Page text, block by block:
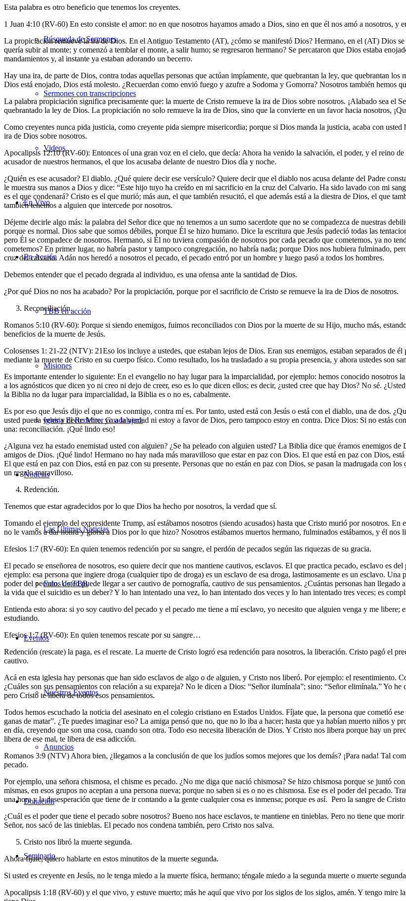
Búsqueda de Sermones
Sermones con transcripciones
Videos
En Vivo
En Acción
TBB en acción
Misiones
Iglesia El Redentor Guadalajara
Noticias
Las Últimas Noticias
Fotos de TBB
Eventos
Nuestros Eventos
Anuncios
Donación
Seminario
Esta palabra es otro beneficio que tenemos los creyentes.
1 Juan 4:10 (RV-60) En esto consiste el amor: no en que nosotros hayamos amado a Dios, sino en que él nos amó a nosotros, y
La propiciación remueve la ira de Dios. En el Antiguo Testamento (AT), ¿cómo se manifestó Dios? Hermano, en el (AT) Dios
quería subir al monte; y comenzó a temblar el monte, a salir humo; se regresaron hermano? Se percataron que Dios estaba
mandamientos y, al instante ya estaban adorando un becerro.
Hay una ira, de parte de Dios, contra todas aquellas personas que actúan impíamente, que quebrantan la ley, que quebrantan
Dios está enojado, Dios está molesto. ¿Recuerdan como envió fuego y azufre a Sodoma y Gomorra? Nosotros también hemos
La palabra propiciación significa precisamente que: la muerte de Cristo remueve la ira de Dios sobre nosotros. ¡Alabado sea el
quebrantado la ley de Dios. La propiciación no solo remueve la ira de Dios, sino que la convierte en un favor hacia nosotros,
Como creyentes nunca pida justicia, como creyente pida siempre misericordia; porque si Dios manda la justicia, acaba con
ira de Dios sobre nosotros.
Apocalipsis 12:10 (RV-60): Entonces oí una gran voz en el cielo, que decía: Ahora ha venido la salvación, el poder, y el reino
acusador de nuestros hermanos, el que los acusaba delante de nuestro Dios día y noche.
¿Quién es ese acusador? El diablo. ¿Qué quiere decir ese versículo? Quiere decir que el diablo nos acusa delante del Padre
le muestra sus manos a Dios y dice: “Este hijo tuyo ha creído en mi sacrificio en la cruz del Calvario. Ha sido lavado con mi
es el que condenará? Cristo es el que murió; más aun, el que también resucitó, el que además está a la diestra de Dios, el que
también tenemos a alguien que intercede por nosotros.
Déjeme decirle algo más: la palabra del Señor dice que no tenemos a un sumo sacerdote que no se compadezca de nuestras
porque es normal. Dios sabe que somos débiles, porque Él se hizo humano. Dice la escritura que Jesús padeció todas las
pero Él se compadece de nosotros. Hermano, si Él no tuviera compasión de nosotros por cada pecado que cometemos, ya no
cometemos? En primer lugar, no habría pastor y tampoco congregación, no habría nada; porque Dios nos hubiera fulminado,
cruz del calvario. Adán nos heredó a nosotros el pecado, el pecado entró por un hombre y luego pasó a todos los hombres.
Debemos entender que el pecado degrada al individuo, es una ofensa ante la santidad de Dios.
¿Por qué Dios no nos ha acabado? Por la propiciación, porque por el sacrificio de Cristo se remueve la ira de Dios de nosotros.
Reconciliación.
Romanos 5:10 (RV-60): Porque si siendo enemigos, fuimos reconciliados con Dios por la muerte de su Hijo, mucho más,
beneficios de la muerte de Jesús.
Colosenses 1: 21-22 (NTV): 21Eso los incluye a ustedes, que estaban lejos de Dios. Eran sus enemigos, estaban separados de
mediante la muerte de Cristo en su cuerpo físico. Como resultado, los ha trasladado a su propia presencia, y ahora ustedes son
Es importante entender lo siguiente: En el evangelio no hay lugar para la imparcialidad, por ejemplo: hemos conocido nosotros
a los agnósticos que dicen yo ni creo ni dejo de creer, eso es lo que dicen ellos; es decir, ¿usted cree que hay Dios? No sé.
la Biblia no da lugar para imparcialidad, la Biblia es o no es, cabalmente.
Es por eso que Jesús dijo el que no es conmigo, contra mí es. Por tanto, usted está con Jesús o está con el diablo, una de dos.
usted pueda venir y decir: Mire, yo a la verdad ni estoy a favor de Dios, pero tampoco estoy en contra. Dice Dios: Si no estás
una: reconciliación. ¡Qué lindo eso!
¿Alguna vez ha estado enemistad usted con alguien? ¿Se ha peleado con alguien usted? La Biblia dice que éramos enemigos
amigos de Dios. ¡Qué lindo! Hermano no hay nada más maravilloso que estar en paz con Dios. El que está en paz con Dios,
El que está en paz con Dios, está en paz con su presente. Personas que no están en paz con Dios, se pasan la madrugada con
un regalo maravilloso.
Redención.
Tenemos que estar agradecidos por lo que Dios ha hecho por nosotros, la verdad que sí.
Tomando el ejemplo del expresidente Trump, así estábamos nosotros (siendo acusados) hasta que Cristo murió por nosotros. En
no le vamos a dar honra y gloria a Dios por lo que hizo? Nosotros estábamos muertos hermano, fulminados estábamos, y él nos
Efesios 1:7 (RV-60): En quien tenemos redención por su sangre, el perdón de pecados según las riquezas de su gracia.
El pecado se enseñorea de nosotros, eso quiere decir que nos mantiene cautivos, esclavos. El que practica pecado, esclavo es
ejemplo: esa persona que ingiere droga (cualquier tipo de droga) es un esclavo de esa droga, lastimosamente es un esclavo.
poder del pecado. Usted puede llegar a ser cautivo de pornografía, cautivo de sus pensamientos. ¿Cuántas personas han
la vida que el suicidio es un deber? Y lo han intentado una vez, lo han intentado dos veces y lo han intentado tres veces; es
Entienda esto ahora: si yo soy cautivo del pecado y el pecado me tiene a mí esclavo, yo necesito que alguien venga y me libere;
estudiando.
Efesios 1:7 (RV-60): En quien tenemos rescate por su sangre…
Redención (rescate) la paga, es el rescate. La muerte de Cristo logró esa redención para nosotros, la liberación. Cristo pagó el
cautivo.
Acá en esta iglesia hay personas que han sido esclavos de algo o de alguien, y Cristo nos liberó. Por ejemplo: el resentimiento.
¿Cuáles son sus pensamientos con relación a su expareja? No le dicen a Dios: “Señor ilumínala”; sino: “Señor elimínala.” Yo
pero Cristo te libera de todos esos pensamientos.
Todos hemos escuchado la noticia del asesinato en el colegio cristiano en Estados Unidos. Fíjate que, la persona que cometió
ganas de matar”. ¿Te puedes imaginar eso? La amiga pensó que no, que no lo iba a hacer; hasta que ya habían muerto niños y
en día, creyendo que son una cosa, cuando son otra. Todo eso necesita liberación de Dios. Y Cristo nos libera porque hay un
libera de ese mal, te libera de esa adicción.
Romanos 3:9 (NTV) Ahora bien, ¿llegamos a la conclusión de que los judíos somos mejores que los demás? ¡Para nada! Tal
pecado.
Por ejemplo, una señora chismosa, el chisme es pecado. ¿No me diga que nació chismosa? Se hizo chismosa porque se juntó
mismas, en esos grupos no aceptan a una persona nueva; porque no saben si es o no es chismosa. Ese es el poder del pecado.
una hora y la desesperación que tiene de ir contando a la gente cualquier cosa es inmensa; porque es así. Pero la sangre de
¿Cuál es el poder que tiene el pecado sobre nosotros? Bueno nos hace esclavos, te mantiene en tinieblas. Pero no tiene que
Señor, nos sacó de las tinieblas. El pecado nos condena también, pero Cristo nos salva.
Cristo nos libró la muerte segunda.
Ahora fíjate, quiero hablarte en estos minutitos de la muerte segunda.
Si usted es creyente en Jesús, no le tenga miedo a la muerte física, hermano; téngale miedo a la segunda muerte o muerte
Apocalipsis 1:18 (RV-60) y el que vivo, y estuve muerto; más he aquí que vivo por los siglos de los siglos, amén. Y tengo mire